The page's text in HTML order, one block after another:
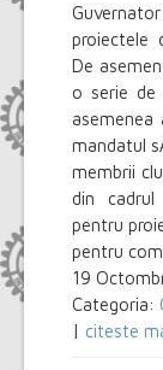
proiectele
De
o serie de
asemenea
mandatul
membrii
din
pentru
pentru
19
Categoria:
| citeste